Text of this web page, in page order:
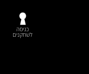
כניסה
לשחקנים